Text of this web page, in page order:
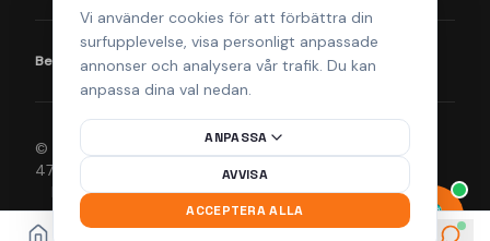
Vi använder cookies för att förbättra din
surfupplevelse, visa personligt anpassade
annonser och analysera vår trafik. Du kan
anpassa dina val nedan.
ANPASSA
AVVISA
ACCEPTERA ALLA
Betalningsmetoder: Visa Mastercard Klarna
© 2026 Helsingborgs Teknikcenter AB (Org.nr 556943-
4755). Alla rättigheter förbehållna.
IntegritetspolicyKöpvillkorReturpolicyFrakt & Leverans